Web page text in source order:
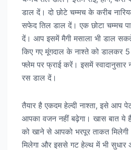
डाल दें। दो छोटे चम्मच के करीब
सफेद तिल डाल दें। एक छोटा चम्मच
दें। आप इसमें मैगी मसाला भी डाल
किए गए मूंगदाल के नाश्ते को डालकर
फ्लेम पर फ्राई करें। इसमें
रस डाल दें।
तैयार है एकदम हेल्दी नाश्ता, इसे आप
आपका वजन नहीं बढ़ेगा। खास बात ये है
को खाने से आपको भरपूर ताकत
मिलेगा और इससे गट हेल्थ में भी सुधार